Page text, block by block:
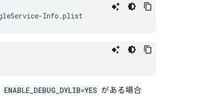
GoogleService-Info.plist
ENABLE_DEBUG_DYLIB=YES がある場合